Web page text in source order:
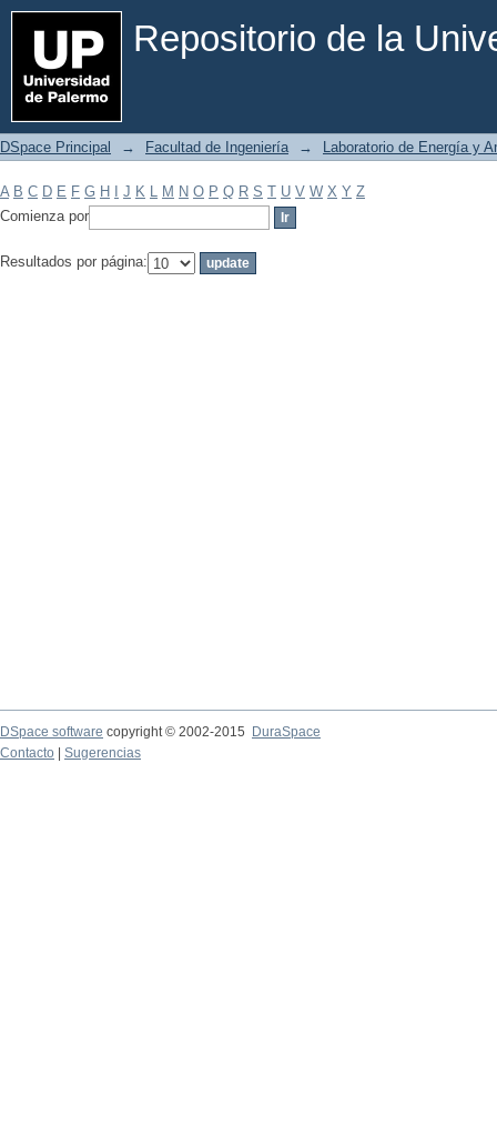
Repositorio de la
Filtrar por: Materia
DSpace Principal → Facultad de Ingeniería → Laboratorio de Energía y
A B C D E F G H J K L M N O P Q R S T U V W X Y Z
Comienza por
Resultados por página:
DSpace software copyright © 2002-2015
DuraSpace
Contacto
Sugerencias